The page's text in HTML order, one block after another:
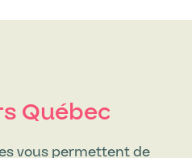
Québec
vous permettent de